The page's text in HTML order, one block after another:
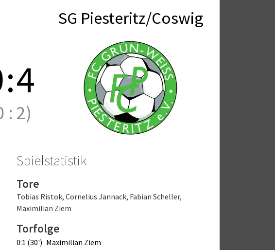
SG Piesteritz/Coswig
:4
: 2)
Spielstatistik
Tore
Tobias Ristok, Cornelius Jannack, Fabian Scheller,
Maximilian Ziem
Torfolge
0:1 (30') Maximilian Ziem